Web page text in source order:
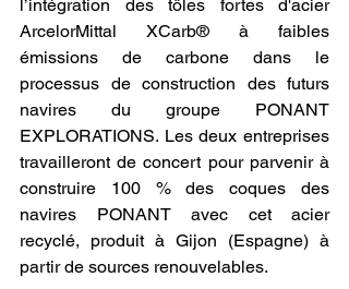
l’intégration des tôles fortes d'acier
ArcelorMittal XCarb® à faibles
émissions de carbone dans le
processus de construction des futurs
navires du groupe PONANT
EXPLORATIONS. Les deux entreprises
travailleront de concert pour parvenir à
construire 100 % des coques des
navires PONANT avec cet acier
recyclé, produit à Gijon (Espagne) à
partir de sources renouvelables.